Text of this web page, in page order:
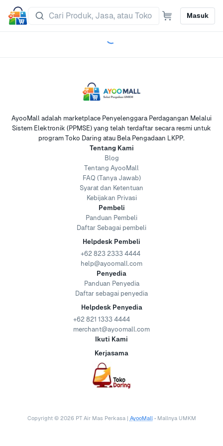
Masuk
AyooMall adalah marketplace Penyelenggara Perdagangan Melalui
Sistem Elektronik (PPMSE) yang telah terdaftar secara resmi untuk
program Toko Daring atau Bela Pengadaan LKPP.
Tentang Kami
Blog
Tentang AyooMall
FAQ (Tanya Jawab)
Syarat dan Ketentuan
Kebijakan Privasi
Pembeli
Panduan Pembeli
Daftar Sebagai pembeli
Helpdesk Pembeli
+62 823 2333 4444
help@ayoomall.com
Penyedia
Panduan Penyedia
Daftar sebagai penyedia
Helpdesk Penyedia
+62 821 1333 4444
merchant@ayoomall.com
Ikuti Kami
Kerjasama
Copyright © 2026 PT Air Mas Perkasa | AyooMall • Mallnya UMKM